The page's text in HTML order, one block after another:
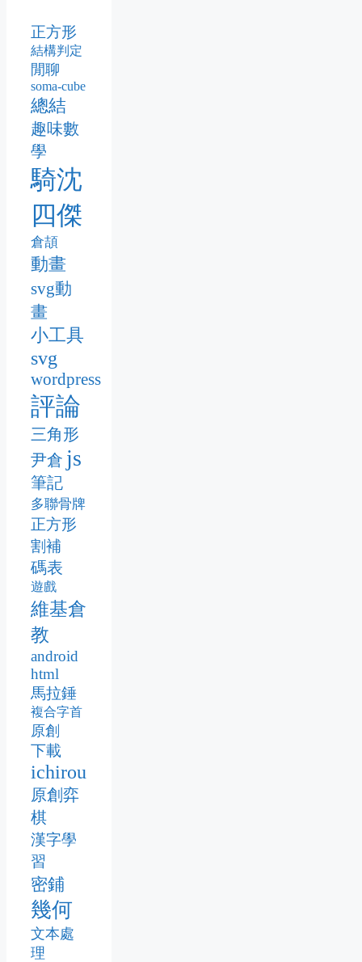
正方形
結構判定
閒聊
soma-cube
總結
趣味數
學
騎沈
四傑
倉頡
動畫
svg動
畫
小工具
svg
wordpress
評論
三角形
尹倉 js
筆記
多聯骨牌
正方形
割補
碼表
遊戲
維基倉
教
android
html
馬拉錘
複合字首
原創
下載
ichirou
原創弈
棋
漢字學
習
密鋪
幾何
文本處
理